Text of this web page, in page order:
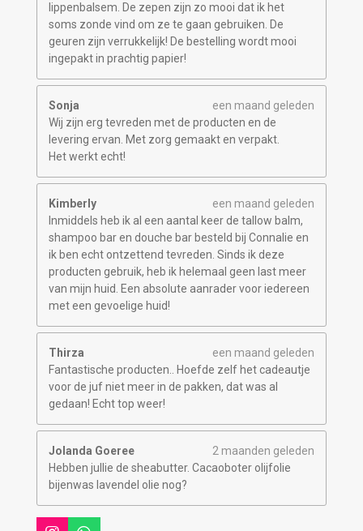
lippenbalsem. De zepen zijn zo mooi dat ik het
soms zonde vind om ze te gaan gebruiken. De
geuren zijn verrukkelijk! De bestelling wordt mooi
ingepakt in prachtig papier!
Sonja
een maand geleden
Wij zijn erg tevreden met de producten en de
levering ervan. Met zorg gemaakt en verpakt.
Het werkt echt!
Kimberly
een maand geleden
Inmiddels heb ik al een aantal keer de tallow balm,
shampoo bar en douche bar besteld bij Connalie en
ik ben echt ontzettend tevreden. Sinds ik deze
producten gebruik, heb ik helemaal geen last meer
van mijn huid. Een absolute aanrader voor iedereen
met een gevoelige huid!
Thirza
een maand geleden
Fantastische producten.. Hoefde zelf het cadeautje
voor de juf niet meer in de pakken, dat was al
gedaan! Echt top weer!
Jolanda Goeree
2 maanden geleden
Hebben jullie de sheabutter. Cacaoboter olijfolie
bijenwas lavendel olie nog?